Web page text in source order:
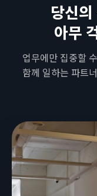
당신
아무
업무에만 집중할
함께 일하는 파트